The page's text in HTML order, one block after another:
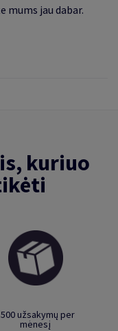
mums jau dabar.
kuriuo
užsakymų per
mėnesį